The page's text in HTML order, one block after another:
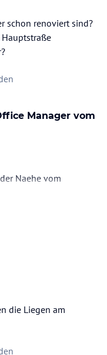
schon renoviert sind?
Manager vom
Naehe vom
gibt nur ein
SUPIV -superior
anrufen!
die Liegen am